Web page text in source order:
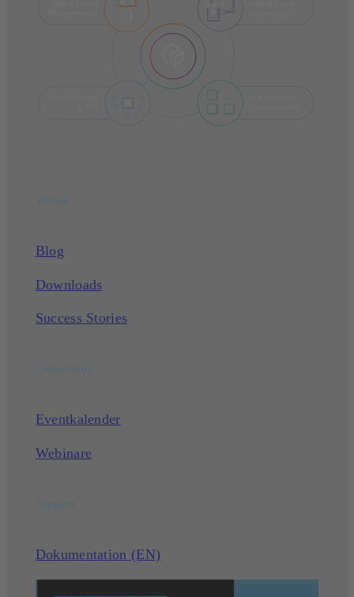
Blog
Downloads
Success Stories
Eventkalender
Webinare
Dokumentation (EN)